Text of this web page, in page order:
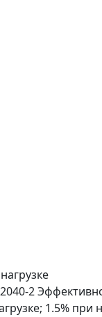
2
1.5% при